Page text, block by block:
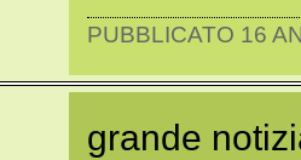
PUBBLICATO 16
grande